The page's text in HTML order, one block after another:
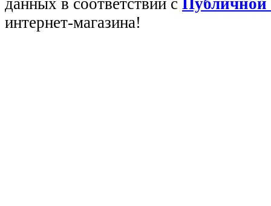
данных в соответствии с Публичной
интернет-магазина!